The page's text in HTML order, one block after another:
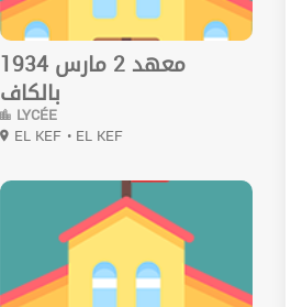
معهد 2 مارس 1934
بالكاف
LYCÉE
EL KEF • EL KEF